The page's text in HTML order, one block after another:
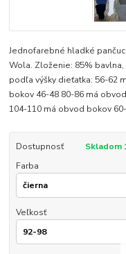
Jednofarebné hladké
Wola. Zloženie: 85%
podľa výšky dieťatka: 56-62
bokov 46-48 80-86 má
104-110 má obvod bokov
Dostupnosť
Skladom
Farba
Veľkosť